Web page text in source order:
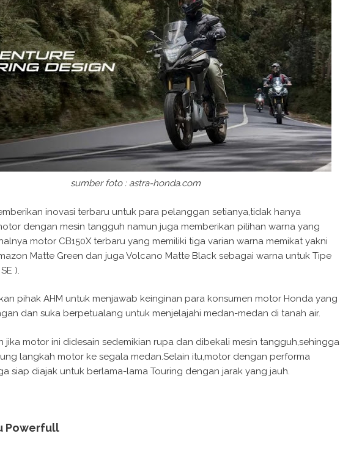
sumber foto : astra-honda.com
inovasi terbaru untuk para pelanggan setianya,tidak hanya
dengan mesin tangguh namun juga memberikan pilihan warna yang
motor CB150X terbaru yang memiliki tiga varian warna memikat yakni
Matte Green dan juga Volcano Matte Black sebagai warna untuk Tipe
).
pihak AHM untuk menjawab keinginan para konsumen motor Honda yang
dan suka berpetualang untuk menjelajahi medan-medan di tanah air.
jika motor ini didesain sedemikian rupa dan dibekali mesin tangguh,sehingga
langkah motor ke segala medan.Selain itu,motor dengan performa
siap diajak untuk berlama-lama Touring dengan jarak yang jauh.
Powerfull